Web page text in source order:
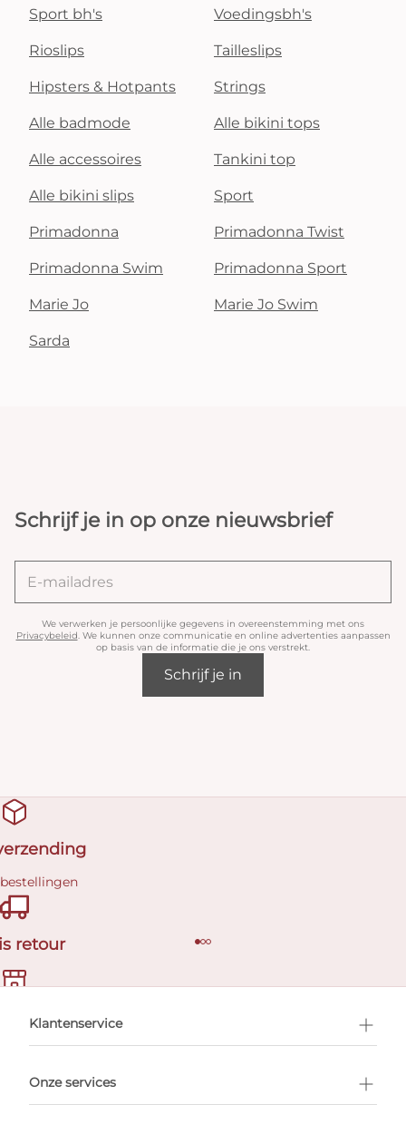
Sport bh's Voedingsbh's
Rioslips Tailleslips
Hipsters & Hotpants Strings
Alle badmode Alle bikini tops
Alle accessoires Tankini top
Alle bikini slips Sport
Primadonna Primadonna Twist
Primadonna Swim Primadonna Sport
Marie Jo Marie Jo Swim
Sarda
Schrijf je in op onze nieuwsbrief
We verwerken je persoonlijke gegevens in overeenstemming met ons
Privacybeleid. We kunnen onze communicatie en online advertenties aanpassen
op basis van de informatie die je ons verstrekt.
Schrijf je in
retour
afspraak
Klantenservice
Onze services